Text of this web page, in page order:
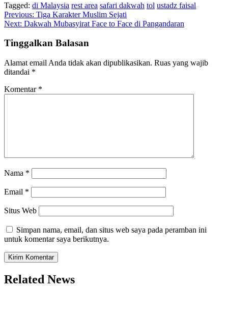
Tagged: di Malaysia rest area safari dakwah tol ustadz faisal
Navigasi
pos
Previous: Tiga Karakter Muslim Sejati
Next: Dakwah Mubasyirat Face to Face di Pangandaran
Tinggalkan Balasan
Alamat email Anda tidak akan dipublikasikan. Ruas yang wajib
ditandai *
Komentar *
Nama *
Email *
Situs Web
Simpan nama, email, dan situs web saya pada peramban ini
untuk komentar saya berikutnya.
Related News